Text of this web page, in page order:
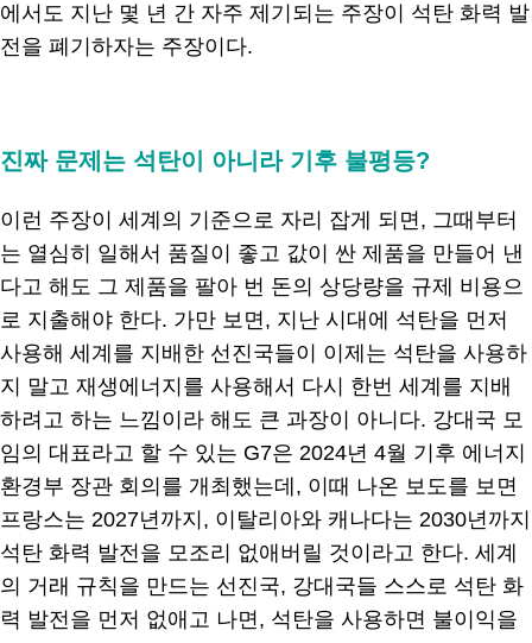
에서도 지난 몇 년 간 자주 제기되는 주장이 석탄 화력 발
전을 폐기하자는 주장이다.
진짜 문제는 석탄이 아니라 기후 불평등?
이런 주장이 세계의 기준으로 자리 잡게 되면, 그때부터
는 열심히 일해서 품질이 좋고 값이 싼 제품을 만들어 낸
다고 해도 그 제품을 팔아 번 돈의 상당량을 규제 비용으
로 지출해야 한다. 가만 보면, 지난 시대에 석탄을 먼저
사용해 세계를 지배한 선진국들이 이제는 석탄을 사용하
지 말고 재생에너지를 사용해서 다시 한번 세계를 지배
하려고 하는 느낌이라 해도 큰 과장이 아니다. 강대국 모
임의 대표라고 할 수 있는 G7은 2024년 4월 기후 에너지
환경부 장관 회의를 개최했는데, 이때 나온 보도를 보면
프랑스는 2027년까지, 이탈리아와 캐나다는 2030년까지
석탄 화력 발전을 모조리 없애버릴 것이라고 한다. 세계
의 거래 규칙을 만드는 선진국, 강대국들 스스로 석탄 화
력 발전을 먼저 없애고 나면, 석탄을 사용하면 불이익을